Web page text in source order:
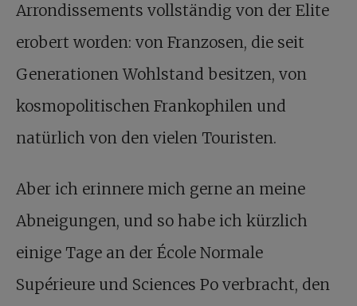
Arrondissements vollständig von der Elite
erobert worden: von Franzosen, die seit
Generationen Wohlstand besitzen, von
kosmopolitischen Frankophilen und
natürlich von den vielen Touristen.
Aber ich erinnere mich gerne an meine
Abneigungen, und so habe ich kürzlich
einige Tage an der École Normale
Supérieure und Sciences Po verbracht, den